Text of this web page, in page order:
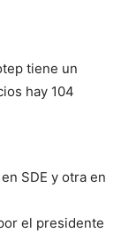
tiene un
hay 104
SDE y otra en
el presidente